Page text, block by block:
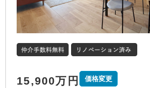
15,900万円 価格変更